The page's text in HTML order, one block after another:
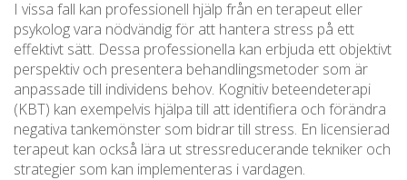
I vissa fall kan professionell hjälp från en terapeut eller
psykolog vara nödvändig för att hantera stress på ett
effektivt sätt. Dessa professionella kan erbjuda ett objektivt
perspektiv och presentera behandlingsmetoder som är
anpassade till individens behov. Kognitiv beteendeterapi
(KBT) kan exempelvis hjälpa till att identifiera och förändra
negativa tankemönster som bidrar till stress. En licensierad
terapeut kan också lära ut stressreducerande tekniker och
strategier som kan implementeras i vardagen.